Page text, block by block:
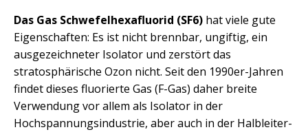
Das Gas Schwefelhexafluorid (SF6) hat viele gute
Eigenschaften: Es ist nicht brennbar, ungiftig, ein
ausgezeichneter Isolator und zerstört das
stratosphärische Ozon nicht. Seit den 1990er-Jahren
findet dieses fluorierte Gas (F-Gas) daher breite
Verwendung vor allem als Isolator in der
Hochspannungsindustrie, aber auch in der Halbleiter-